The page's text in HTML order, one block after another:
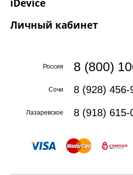
iDevice
Личный кабинет
Россия 8 (800)
Сочи 8 (928) 456-
Лазаревское 8 (918) 615-